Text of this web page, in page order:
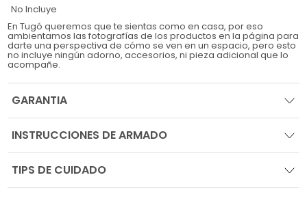
No Incluye
En Tugó queremos que te sientas como en casa, por eso
ambientamos las fotografías de los productos en la página para
darte una perspectiva de cómo se ven en un espacio, pero esto
no incluye ningún adorno, accesorios, ni pieza adicional que lo
acompañe.
GARANTIA
INSTRUCCIONES DE ARMADO
TIPS DE CUIDADO